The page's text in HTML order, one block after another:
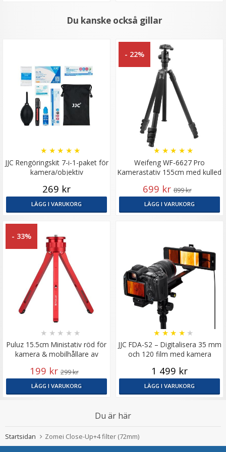
Du kanske också gillar
JJC Rengöringskit 7-i-1-paket för
kamera/objektiv
★ ★ ★ ★ ★
269 kr
LÄGG I VARUKORG
- 22%
Weifeng WF-6627 Pro
Kamerastativ 155cm med kulled
★ ★ ★ ★ ★
699 kr 899 kr
LÄGG I VARUKORG
- 33%
Puluz 15.5cm Ministativ röd för
kamera & mobilhållare av
★ ★ ★ ★ ★
199 kr 299 kr
LÄGG I VARUKORG
JJC FDA-S2 – Digitalisera 35 mm
och 120 film med kamera
★ ★ ★ ★ ★
1 499 kr
LÄGG I VARUKORG
Du är här
Startsidan Zomei Close-Up+4 filter (72mm)